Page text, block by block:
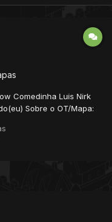
Comedinha Luis Nirk
Sobre o OT/Mapa:
quest -The